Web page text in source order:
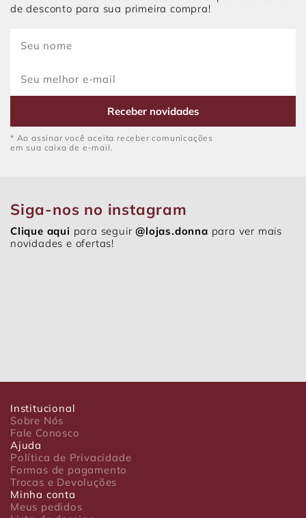
de desconto para sua primeira compra!
Receber novidades
* Ao assinar você aceita receber comunicações
em sua caixa de e-mail.
Siga-nos no instagram
Clique aqui para seguir@lojas.donna para ver mais
novidades e ofertas!
Institucional
Sobre Nós
Fale Conosco
Ajuda
Política de Privacidade
Formas de pagamento
Trocas e Devoluções
Minha conta
Meus pedidos